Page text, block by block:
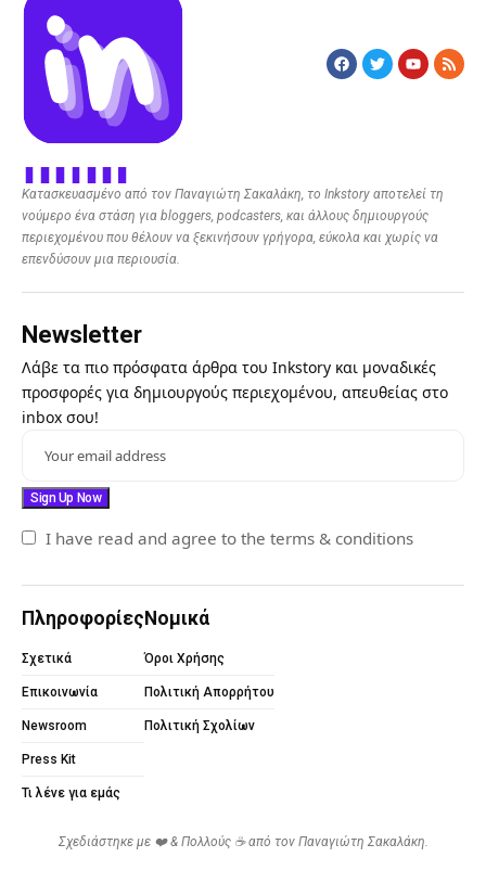
Κατασκευασμένο από τον Παναγιώτη Σακαλάκη, το Inkstory αποτελεί τη
νούμερο ένα στάση για bloggers, podcasters, και άλλους δημιουργούς
περιεχομένου που θέλουν να ξεκινήσουν γρήγορα, εύκολα και χωρίς να
επενδύσουν μια περιουσία.
Newsletter
Λάβε τα πιο πρόσφατα άρθρα του Inkstory και μοναδικές
προσφορές για δημιουργούς περιεχομένου, απευθείας στο
inbox σου!
I have read and agree to the terms & conditions
Πληροφορίες
Σχετικά
Επικοινωνία
Newsroom
Press Kit
Τι λένε για εμάς
Νομικά
Όροι Χρήσης
Πολιτική Απορρήτου
Πολιτική Σχολίων
Σχεδιάστηκε με ❤️ & Πολλούς ☕ από τον Παναγιώτη Σακαλάκη